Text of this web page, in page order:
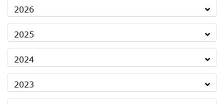
2026
2025
2024
2023